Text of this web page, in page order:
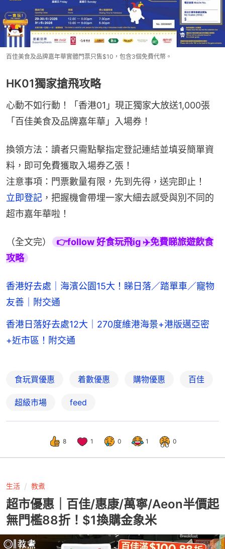
百佳美食及品牌嘉年華實體門票只售$10，包含3個免費代幣。
HK01獨家搶飛攻略
心動不如行動！「香港01」現正獨家大放送1,000張
「百佳美食及品牌嘉年華」入場券！
換領方法：讀者只需點擊指定登記連結並填妥簡單資
料，即可免費獲取入場券乙張！
注意事項：門票數量有限，先到先得，送完即止！
立即登記 ，把握機會帶埋一家大細去感受與別不同的
超市嘉年華啦！
（全文完）
👉follow 好食玩飛ig ✈️免費睇旅遊飲食
攻略
香港好去處｜海濱公園15大！睇日落／踏單車／寵物
友善｜附交通
香港日落好去處12大｜270度維港海景+港版邁亞密
+近市區！附交通
食玩買優惠 着數優惠 購物優惠 百佳
超級市場 feed
8 1 0 1 0
生活 教煮
超市優惠｜百佳/惠康/萬寧/Aeon半價起
無門檻88折！$1換購金象米